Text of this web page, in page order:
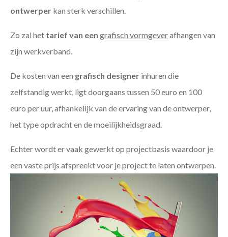
ontwerper kan sterk verschillen.
Zo zal het tarief van een grafisch vormgeverafhangen van
zijn werkverband.
De kosten van een grafisch designer inhuren die
zelfstandig werkt, ligt doorgaans tussen 50 euro en 100
euro per uur, afhankelijk van de ervaring van de ontwerper,
het type opdracht en de moeilijkheidsgraad.
Echter wordt er vaak gewerkt op projectbasis waardoor je
een vaste prijs afspreekt voor je project te laten ontwerpen.